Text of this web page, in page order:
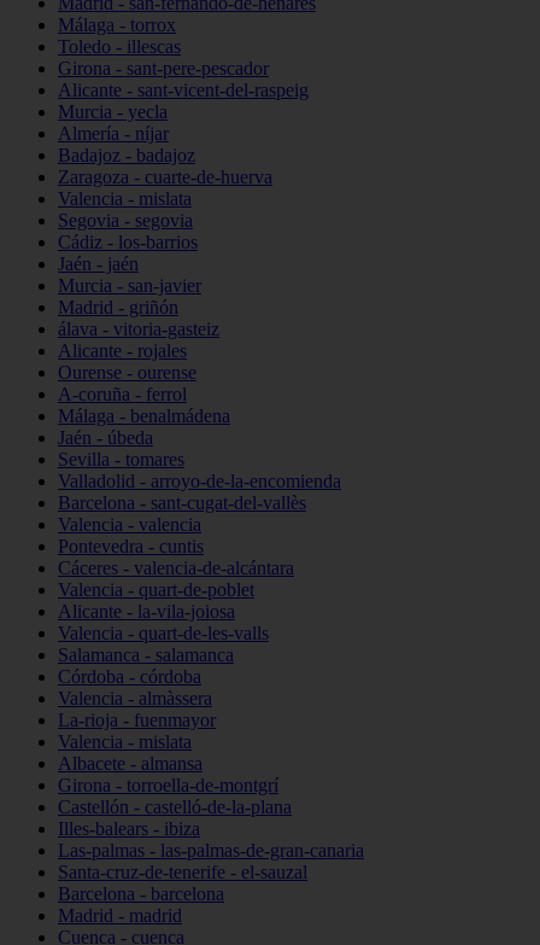
Málaga - torrox
Toledo - illescas
Girona - sant-pere-pescador
Alicante - sant-vicent-del-raspeig
Murcia - yecla
Almería - níjar
Badajoz - badajoz
Zaragoza - cuarte-de-huerva
Valencia - mislata
Segovia - segovia
Cádiz - los-barrios
Jaén - jaén
Murcia - san-javier
Madrid - griñón
álava - vitoria-gasteiz
Alicante - rojales
Ourense - ourense
A-coruña - ferrol
Málaga - benalmádena
Jaén - úbeda
Sevilla - tomares
Valladolid - arroyo-de-la-encomienda
Barcelona - sant-cugat-del-vallès
Valencia - valencia
Pontevedra - cuntis
Cáceres - valencia-de-alcántara
Valencia - quart-de-poblet
Alicante - la-vila-joiosa
Valencia - quart-de-les-valls
Salamanca - salamanca
Córdoba - córdoba
Valencia - almàssera
La-rioja - fuenmayor
Valencia - mislata
Albacete - almansa
Girona - torroella-de-montgrí
Castellón - castelló-de-la-plana
Illes-balears - ibiza
Las-palmas - las-palmas-de-gran-canaria
Santa-cruz-de-tenerife - el-sauzal
Barcelona - barcelona
Madrid - madrid
Cuenca - cuenca